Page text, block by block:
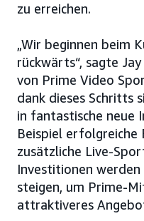
zu erreichen.
„Wir beginnen beim
rückwärts“, sagte
von Prime Video
dank dieses Schritts
in fantastische neue
Beispiel erfolgreiche
zusätzliche Live-
Investitionen
steigen, um Prime-
attraktiveres